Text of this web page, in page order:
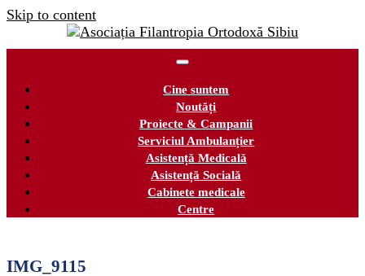
Skip to content
Cine suntem
Noutăți
Proiecte & Campanii
Serviciul Ambulanțier
Asistență Medicală
Asistență Socială
Cabinete medicale
Centre
IMG_9115